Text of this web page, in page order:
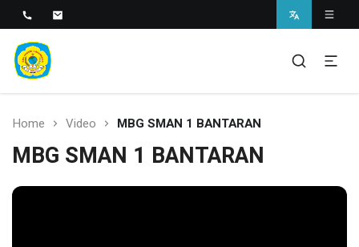
SMAN 1 Bantaran
SMAN 1 BANTARAN
Home Video MBG SMAN 1 BANTARAN
MBG SMAN 1 BANTARAN